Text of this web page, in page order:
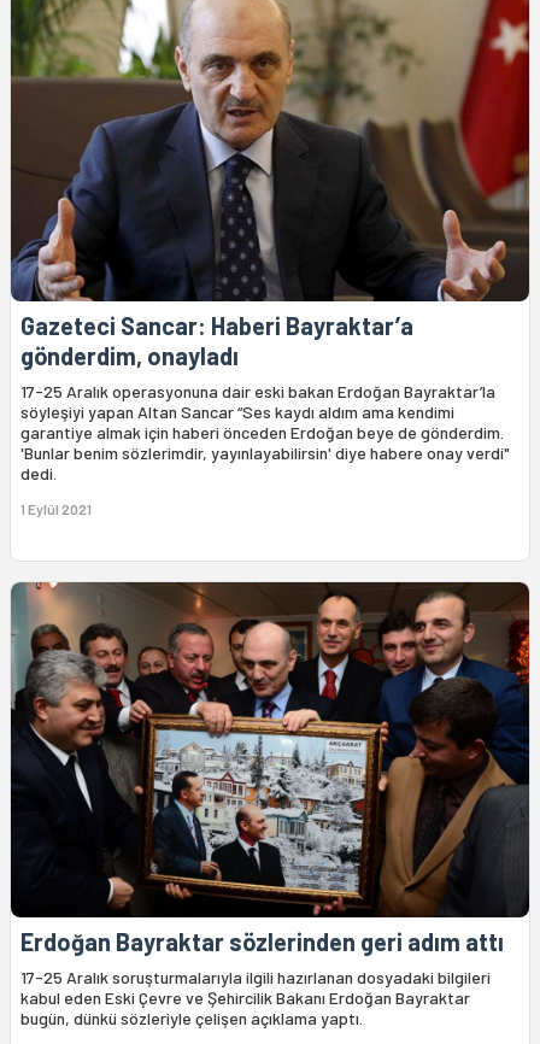
Gazeteci Sancar: Haberi Bayraktar’a
gönderdim, onayladı
17-25 Aralık operasyonuna dair eski bakan Erdoğan Bayraktar’la
söyleşiyi yapan Altan Sancar “Ses kaydı aldım ama kendimi
garantiye almak için haberi önceden Erdoğan beye de gönderdim.
'Bunlar benim sözlerimdir, yayınlayabilirsin' diye habere onay verdi"
dedi.
1 Eylül 2021
Erdoğan Bayraktar sözlerinden geri adım attı
17-25 Aralık soruşturmalarıyla ilgili hazırlanan dosyadaki bilgileri
kabul eden Eski Çevre ve Şehircilik Bakanı Erdoğan Bayraktar
bugün, dünkü sözleriyle çelişen açıklama yaptı.